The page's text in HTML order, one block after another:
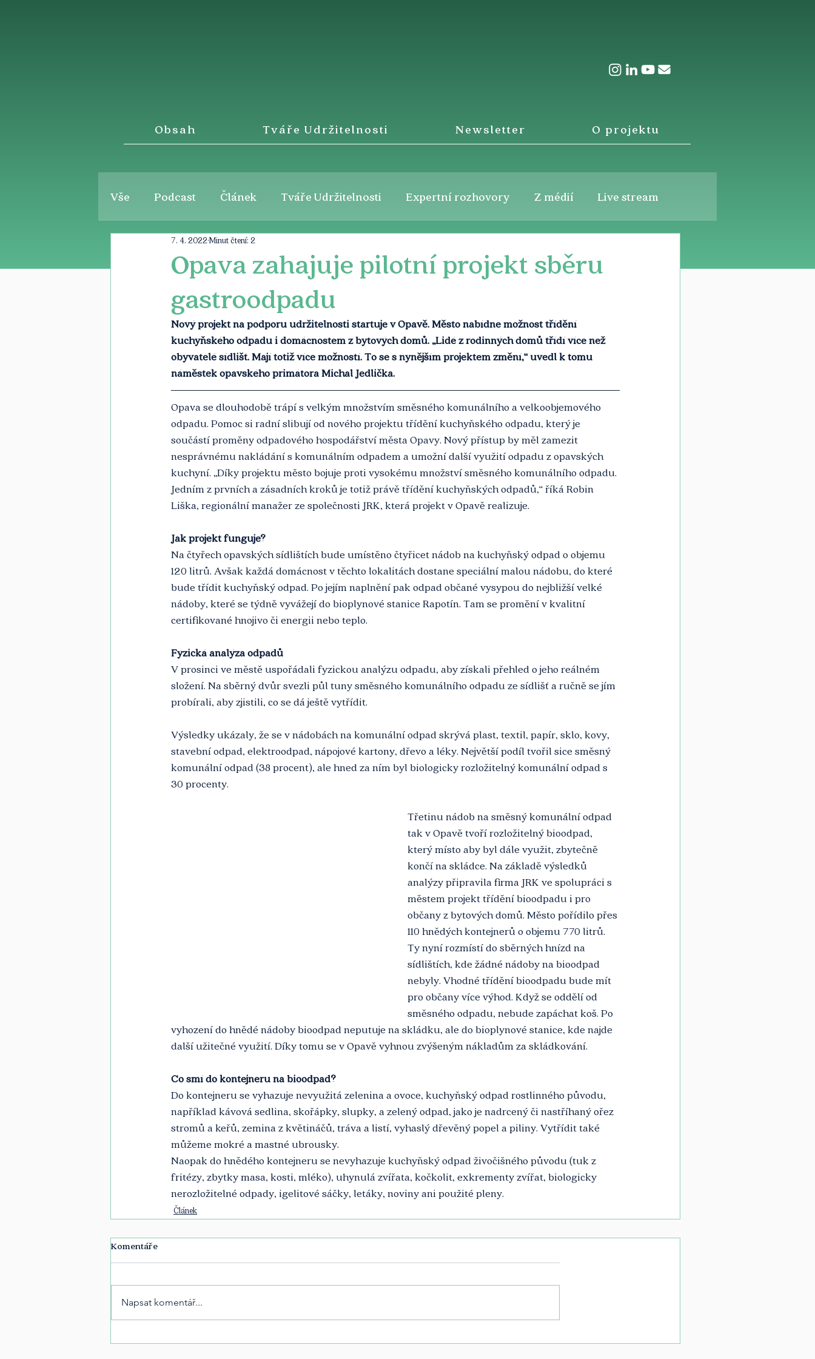
Obsah Tváře Udržitelnosti Newsletter O projektu
Vše Podcast Článek Tváře Udržitelnosti Expertní rozhovory Z médií Live stream
Opava zahajuje pilotní projekt sběru
gastroodpadu
7. 4. 2022Minut čtení: 2
Nový projekt na podporu udržitelnosti startuje v Opavě. Město nabídne možnost třídění
kuchyňského odpadu i domácnostem z bytových domů. „Lidé z rodinných domů třídí více než
obyvatelé sídlišť. Mají totiž více možností. To se s nynějším projektem změní,“ uvedl k tomu
náměstek opavského primátora Michal Jedlička.
Opava se dlouhodobě trápí s velkým množstvím směsného komunálního a velkoobjemového
odpadu. Pomoc si radní slibují od nového projektu třídění kuchyňského odpadu, který je
součástí proměny odpadového hospodářství města Opavy. Nový přístup by měl zamezit
nesprávnému nakládání s komunálním odpadem a umožní další využití odpadu z opavských
kuchyní. „Díky projektu město bojuje proti vysokému množství směsného komunálního odpadu.
Jedním z prvních a zásadních kroků je totiž právě třídění kuchyňských odpadů,“ říká Robin
Liška, regionální manažer ze společnosti JRK, která projekt v Opavě realizuje.
Jak projekt funguje?
Na čtyřech opavských sídlištích bude umístěno čtyřicet nádob na kuchyňský odpad o objemu
120 litrů. Avšak každá domácnost v těchto lokalitách dostane speciální malou nádobu, do které
bude třídit kuchyňský odpad. Po jejím naplnění pak odpad občané vysypou do nejbližší velké
nádoby, které se týdně vyvážejí do bioplynové stanice Rapotín. Tam se promění v kvalitní
certifikované hnojivo či energii nebo teplo.
Fyzická analýza odpadů
V prosinci ve městě uspořádali fyzickou analýzu odpadu, aby získali přehled o jeho reálném
složení. Na sběrný dvůr svezli půl tuny směsného komunálního odpadu ze sídlišť a ručně se jím
probírali, aby zjistili, co se dá ještě vytřídit.
Výsledky ukázaly, že se v nádobách na komunální odpad skrývá plast, textil, papír, sklo, kovy,
stavební odpad, elektroodpad, nápojové kartony, dřevo a léky. Největší podíl tvořil sice směsný
komunální odpad (38 procent), ale hned za ním byl biologicky rozložitelný komunální odpad s
30 procenty.
Třetinu nádob na směsný komunální odpad
tak v Opavě tvoří rozložitelný bioodpad,
který místo aby byl dále využit, zbytečně
končí na skládce. Na základě výsledků
analýzy připravila firma JRK ve spolupráci s
městem projekt třídění bioodpadu i pro
občany z bytových domů. Město pořídilo přes
110 hnědých kontejnerů o objemu 770 litrů.
Ty nyní rozmístí do sběrných hnízd na
sídlištích, kde žádné nádoby na bioodpad
nebyly. Vhodné třídění bioodpadu bude mít
pro občany více výhod. Když se oddělí od
směsného odpadu, nebude zapáchat koš. Po
vyhození do hnědé nádoby bioodpad neputuje na skládku, ale do bioplynové stanice, kde najde
další užitečné využití. Díky tomu se v Opavě vyhnou zvýšeným nákladům za skládkování.
Co smí do kontejneru na bioodpad?
Do kontejneru se vyhazuje nevyužitá zelenina a ovoce, kuchyňský odpad rostlinného původu,
například kávová sedlina, skořápky, slupky, a zelený odpad, jako je nadrcený či nastříhaný ořez
stromů a keřů, zemina z květináčů, tráva a listí, vyhaslý dřevěný popel a piliny. Vytřídit také
můžeme mokré a mastné ubrousky.
Naopak do hnědého kontejneru se nevyhazuje kuchyňský odpad živočišného původu (tuk z
fritézy, zbytky masa, kosti, mléko), uhynulá zvířata, kočkolit, exkrementy zvířat, biologicky
nerozložitelné odpady, igelitové sáčky, letáky, noviny ani použité pleny.
Článek
Komentáře
Napsat komentář...